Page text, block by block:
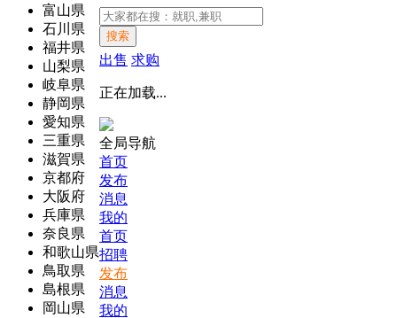
富山県
石川県
福井県
山梨県
岐阜県
静岡県
愛知県
三重県
滋賀県
京都府
大阪府
兵庫県
奈良県
和歌山県
鳥取県
島根県
岡山県
搜索
出售 求购
正在加载...
全局导航
首页
发布
消息
我的
首页
招聘
发布
消息
我的